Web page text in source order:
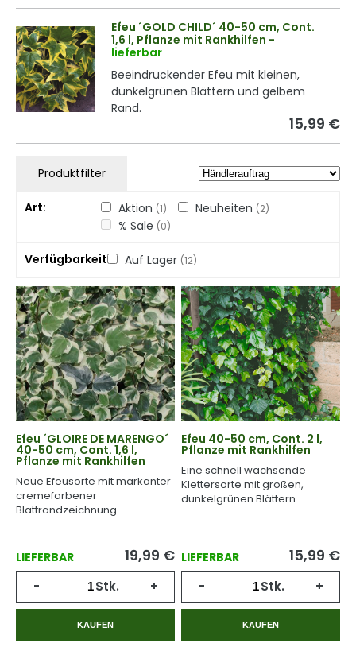
Efeu ´GOLD CHILD´ 40-50 cm, Cont.
1,6 l, Pflanze mit Rankhilfen -
lieferbar
Beeindruckender Efeu mit kleinen,
dunkelgrünen Blättern und gelbem
Rand.
15,99 €
Produktfilter
Art Aktion (1) Neuheiten (2)
% Sale (0)
Verfügbarkeit Auf Lager (12)
Efeu ´GLOIRE DE MARENGO´
40-50 cm, Cont. 1,6 l,
Pflanze mit Rankhilfen
Neue Efeusorte mit markanter
cremefarbener
Blattrandzeichnung.
LIEFERBAR 19,99 €
- Stk. +
KAUFEN
Efeu 40-50 cm, Cont. 2 l,
Pflanze mit Rankhilfen
Eine schnell wachsende
Klettersorte mit großen,
dunkelgrünen Blättern.
LIEFERBAR 15,99 €
- Stk. +
KAUFEN